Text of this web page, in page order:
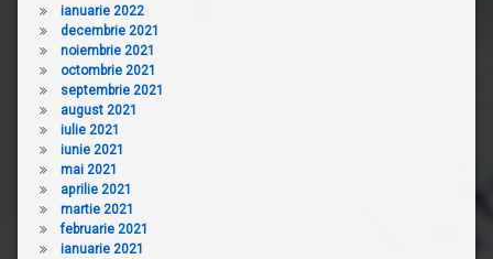
ianuarie 2022
decembrie 2021
noiembrie 2021
octombrie 2021
septembrie 2021
august 2021
iulie 2021
iunie 2021
mai 2021
aprilie 2021
martie 2021
februarie 2021
ianuarie 2021